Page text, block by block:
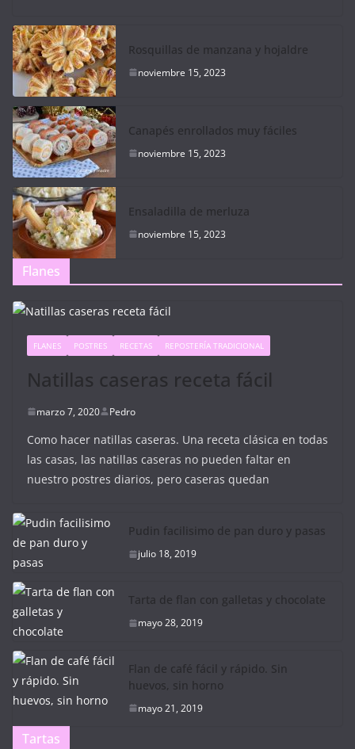
Rosquillas de manzana y hojaldre
noviembre 15, 2023
Canapés enrollados muy fáciles
noviembre 15, 2023
Ensaladilla de merluza
noviembre 15, 2023
Flanes
FLANES POSTRES RECETAS REPOSTERÍA TRADICIONAL
Natillas caseras receta fácil
marzo 7, 2020 Pedro
Como hacer natillas caseras. Una receta clásica en todas
las casas, las natillas caseras no pueden faltar en
nuestro postres diarios, pero caseras quedan
Pudin facilisimo de pan duro y pasas
julio 18, 2019
Tarta de flan con galletas y chocolate
mayo 28, 2019
Flan de café fácil y rápido. Sin
huevos, sin horno
mayo 21, 2019
Tartas